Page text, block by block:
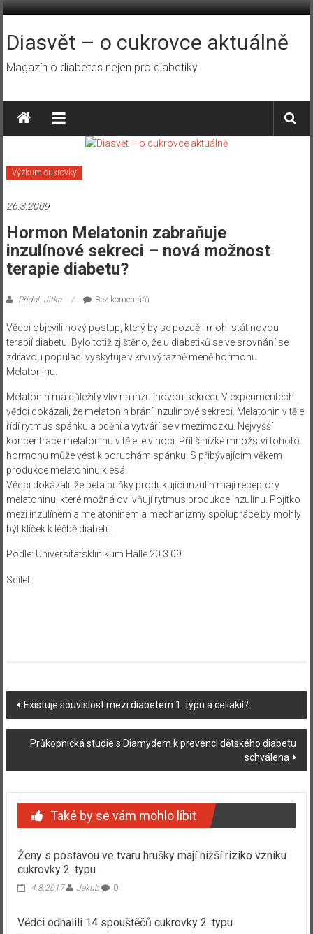
Přeskočit
obsah
Diasvět – o cukrovce aktuálně
Magazín o diabetes nejen pro diabetiky
Výzkum cukrovky
26.3.2009
Hormon Melatonin zabraňuje
inzulínové sekreci – nová možnost
terapie diabetu?
Přidal: Jitka Bez komentářů
Vědci objevili nový postup, který by se později mohl stát novou
terapií diabetu. Bylo totiž zjištěno, že u diabetiků se ve srovnání se
zdravou populací vyskytuje v krvi výrazně méně hormonu
Melatoninu.
Melatonin má důležitý vliv na inzulínovou sekreci. V experimentech
vědci dokázali, že melatonin brání inzulínové sekreci. Melatonin v těle
řídí rytmus spánku a bdění a vytváří se v mezimozku. Nejvyšší
koncentrace melatoninu v těle je v noci. Příliš nízké množství tohoto
hormonu může vést k poruchám spánku. S přibývajícím věkem
produkce melatoninu klesá.
Vědci dokázali, že beta buňky produkující inzulín mají receptory
melatoninu, které možná ovlivňují rytmus produkce inzulínu. Pojítko
mezi inzulínem a melatoninem a mechanizmy spolupráce by mohly
být klíček k léčbě diabetu.
Podle: Universitätsklinikum Halle 20.3.09
Sdílet:
Navigace
příspěvku
Existuje souvislost mezi diabetem 1. typu a celiakií?
Průkopnická studie s Diamydem k prevenci dětského diabetu
schválena
Také by se vám mohlo líbit
Ženy s postavou ve tvaru hrušky mají nižší riziko vzniku
cukrovky 2. typu
4.8.2017 Jakub 0
Vědci odhalili 14 spouštěčů cukrovky 2. typu